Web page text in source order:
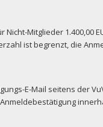
Mitglieder 1.400,00
ist begrenzt, die
E-Mail seitens der